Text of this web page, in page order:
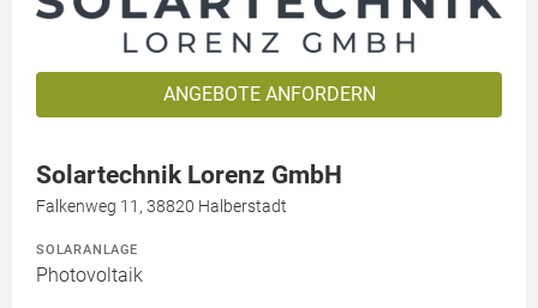
ANGEBOTE ANFORDERN
Solartechnik Lorenz GmbH
Falkenweg 11, 38820 Halberstadt
SOLARANLAGE
Photovoltaik